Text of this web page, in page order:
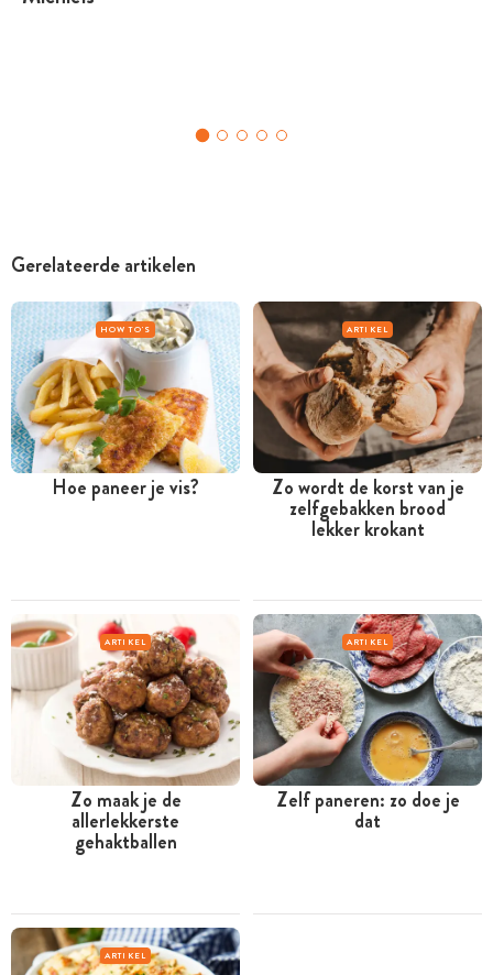
Gerelateerde artikelen
HOW TO'S
Hoe paneer je vis?
ARTIKEL
Zo wordt de korst van je
zelfgebakken brood
lekker krokant
ARTIKEL
Zo maak je de
allerlekkerste
gehaktballen
ARTIKEL
Zelf paneren: zo doe je
dat
ARTIKEL